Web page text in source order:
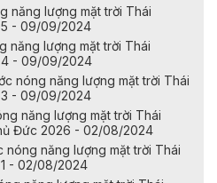
năng lượng mặt trời Thái
5 - 09/09/2024
năng lượng mặt trời Thái
4 - 09/09/2024
nóng năng lượng mặt trời Thái
3 - 09/09/2024
năng lượng mặt trời Thái
Đức 2026 - 02/08/2024
nóng năng lượng mặt trời Thái
- 02/08/2024